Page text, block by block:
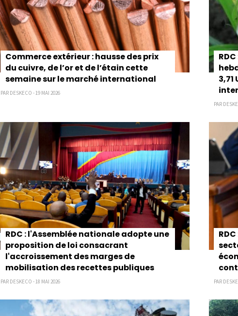
Commerce extérieur : hausse des prix
du cuivre, de l’or et de l’étain cette
semaine sur le marché international
PAR DESKECO - 19 MAI 2026
3,71
PAR
RDC : l'Assemblée nationale adopte une
proposition de loi consacrant
l'accroissement des marges de
mobilisation des recettes publiques
PAR DESKECO - 18 MAI 2026 PAR